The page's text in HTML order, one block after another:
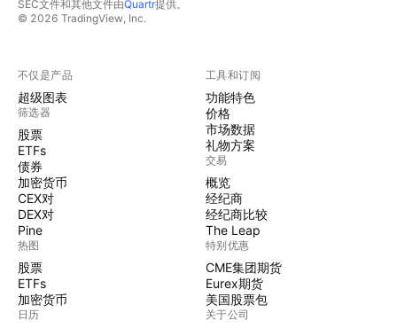
SEC文件和其他文件由Quartr提供。
© 2026 TradingView, Inc.
不仅是产品
超级图表
筛选器
股票
ETFs
债券
加密货币
CEX对
DEX对
Pine
热图
股票
ETFs
加密货币
日历
工具和订阅
功能特色
价格
市场数据
礼物方案
交易
概览
经纪商
经纪商比较
The Leap
特别优惠
CME集团期货
Eurex期货
美国股票包
关于公司